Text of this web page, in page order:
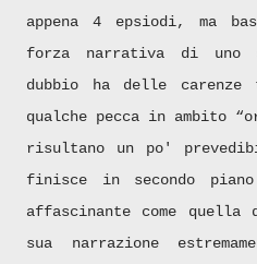
appena 4 epsiodi, ma
forza narrativa di uno
dubbio ha delle carenze
qualche pecca in ambito
risultano un po'
finisce in secondo
affascinante come
sua narrazione